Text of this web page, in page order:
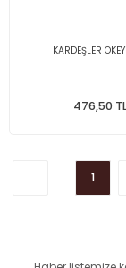
KARDEŞLER
476,50 TL
1